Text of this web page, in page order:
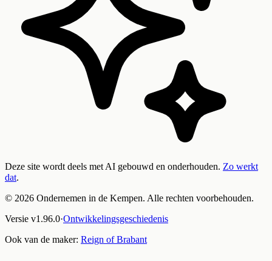
Deze site wordt deels met AI gebouwd en onderhouden. Zo werkt
dat.
© 2026 Ondernemen in de Kempen. Alle rechten voorbehouden.
Versie v1.96.0·Ontwikkelingsgeschiedenis
Ook van de maker: Reign of Brabant